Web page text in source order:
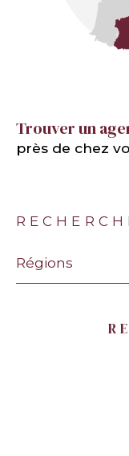
Trouver un
près de chez
Régions